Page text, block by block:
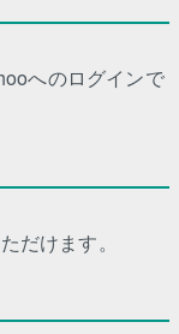
へのログインで
だけます。